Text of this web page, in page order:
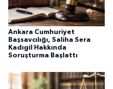
Ankara Cumhuriyet
Başsavcılığı, Saliha Sera
Kadıgil Hakkında
Soruşturma Başlattı